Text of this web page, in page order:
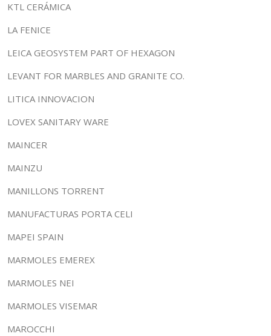
KTL CERÁMICA
LA FENICE
LEICA GEOSYSTEM PART OF HEXAGON
LEVANT FOR MARBLES AND GRANITE CO.
LITICA INNOVACION
LOVEX SANITARY WARE
MAINCER
MAINZU
MANILLONS TORRENT
MANUFACTURAS PORTA CELI
MAPEI SPAIN
MARMOLES EMEREX
MARMOLES NEI
MARMOLES VISEMAR
MAROCCHI